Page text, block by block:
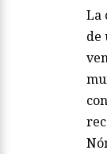
La
de